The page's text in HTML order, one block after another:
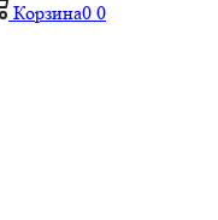
Корзина0 0